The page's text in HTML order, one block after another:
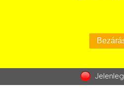
Jelenleg